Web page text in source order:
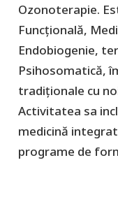
Ozonoterapie.
Funcţională,
Endobiogenie,
Psihosomatică,
tradiționale cu
Activitatea sa
medicină
programe de